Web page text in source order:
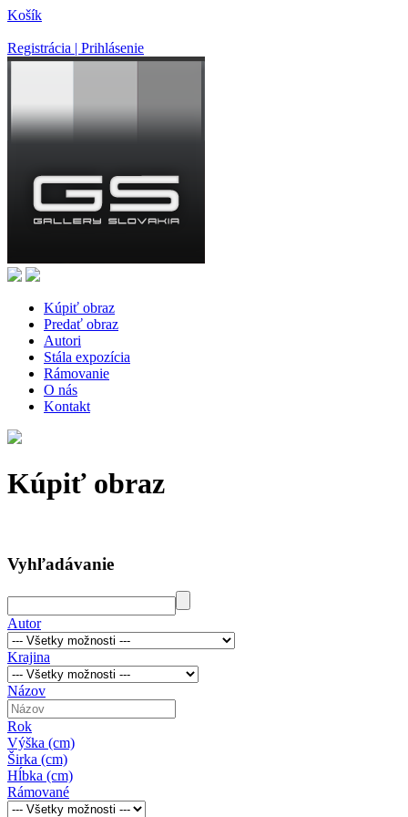
Košík
Registrácia | Prihlásenie
Kúpiť obraz
Predať obraz
Autori
Stála expozícia
Rámovanie
O nás
Kontakt
Kúpiť obraz
Vyhľadávanie
Autor
Krajina
Názov
Rok
Výška (cm)
Širka (cm)
Hĺbka (cm)
Rámované